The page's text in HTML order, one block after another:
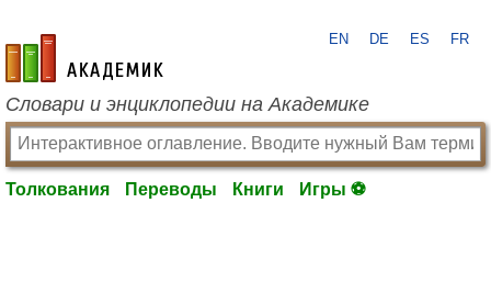
academic.ru
EN DE ES FR
Словари и энциклопедии на Академике
Толкования Переводы Книги Игры ⚽